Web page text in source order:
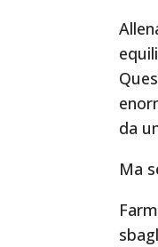
da
Ma